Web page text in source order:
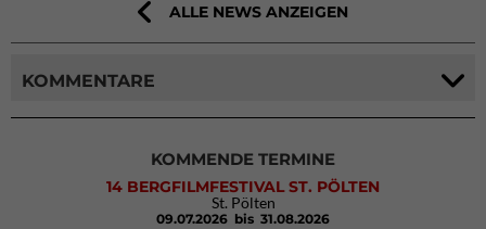
ALLE NEWS ANZEIGEN
KOMMENTARE
KOMMENDE TERMINE
14 BERGFILMFESTIVAL ST. PÖLTEN
St. Pölten
09.07.2026 bis 31.08.2026